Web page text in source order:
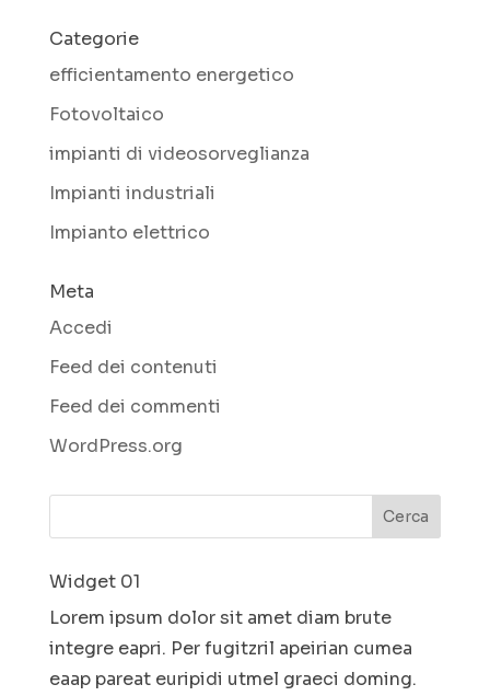
Categorie
efficientamento energetico
Fotovoltaico
impianti di videosorveglianza
Impianti industriali
Impianto elettrico
Meta
Accedi
Feed dei contenuti
Feed dei commenti
WordPress.org
Widget 01
Lorem ipsum dolor sit amet diam brute
integre eapri. Per fugitzril apeirian cumea
eaap pareat euripidi utmel graeci doming.